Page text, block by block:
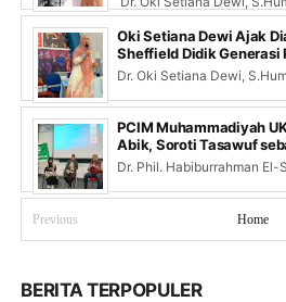
Oki Setiana Dewi Ajak
Sheffield Didik Generasi
Dr. Oki Setiana Dewi,
PCIM Muhammadiyah
Abik, Soroti Tasawuf
Dr. Phil. Habiburrahman El-
Previous Home
BERITA TERPOPULER